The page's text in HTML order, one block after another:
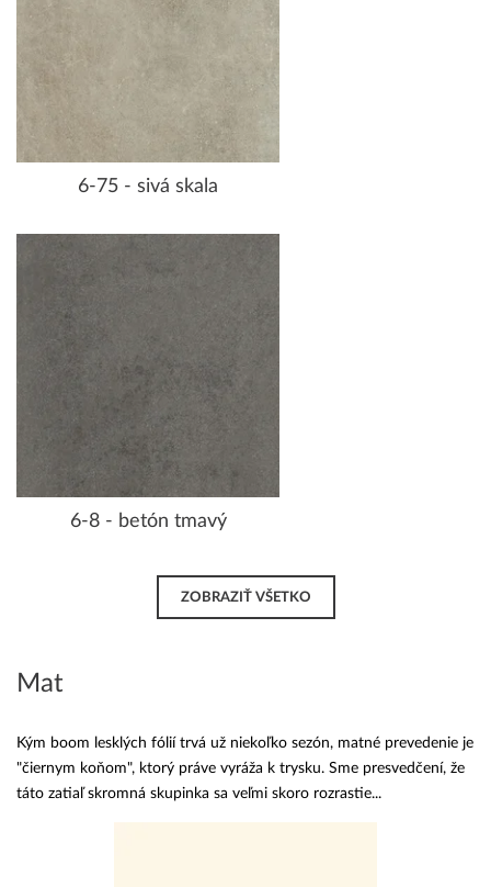
6-75 - sivá skala
6-8 - betón tmavý
ZOBRAZIŤ VŠETKO
Mat
Kým boom lesklých fólií trvá už niekoľko sezón, matné prevedenie je
"čiernym koňom", ktorý práve vyráža k trysku. Sme presvedčení, že
táto zatiaľ skromná skupinka sa veľmi skoro rozrastie...